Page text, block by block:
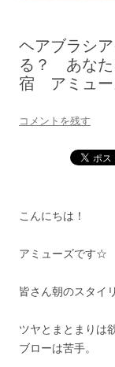
ヘアブラシ
る？ あなた
宿 アミュー
コメントを残す
こんにちは！
アミューズです☆
皆さん朝のスタイ
ツヤとまとまりは
ブローは苦手。